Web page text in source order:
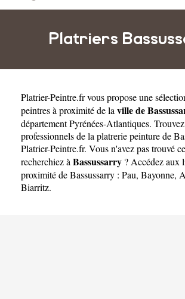
Platriers
Platrier-Peintre.frvous propose une
peintres à proximité de la ville de
départementPyrénées-Atlantiques.
professionnels de la platrerie peinture de
Platrier-Peintre.fr. Vous n'avez pas trouvé
recherchiez à Bassussarry ? Accédez aux
proximité de Bassussarry : Pau, Bayonne,
Biarritz.